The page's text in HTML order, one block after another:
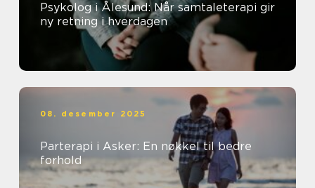
Psykolog i Ålesund: Når samtaleterapi gir
ny retning i hverdagen
08. desember 2025
Parterapi i Asker: En nøkkel til bedre
forhold